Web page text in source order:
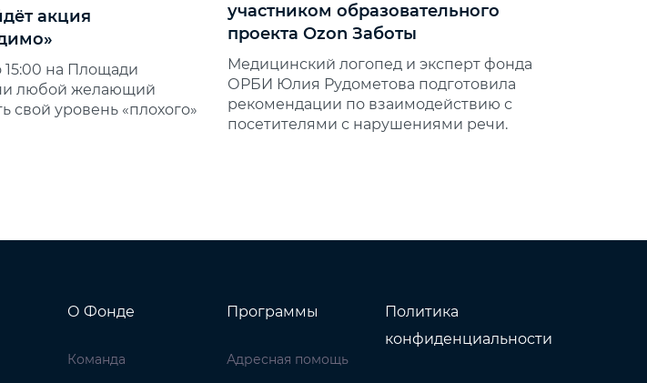
акция
15:00 на Площади
любой желающий
свой уровень «плохого»
участником образовательного
проекта Ozon Заботы
Медицинский логопед и эксперт фонда
ОРБИ Юлия Рудометова подготовила
рекомендации по взаимодействию с
посетителями с нарушениями речи.
О Фонде
Команда
Программы
Адресная помощь
Политика
конфиденциальности